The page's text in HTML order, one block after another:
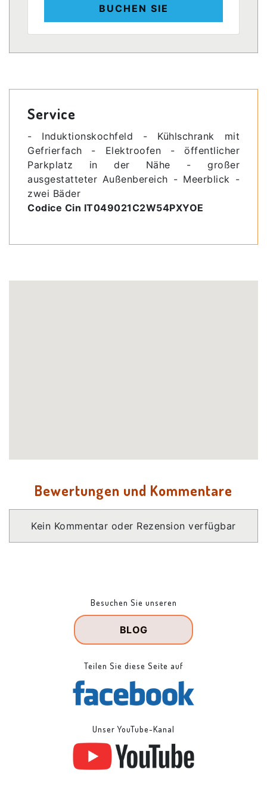
BUCHEN SIE
Service
- Induktionskochfeld - Kühlschrank mit
Gefrierfach - Elektroofen - öffentlicher
Parkplatz in der Nähe - großer
ausgestatteter Außenbereich - Meerblick -
zwei Bäder
Codice Cin IT049021C2W54PXYOE
Bewertungen und Kommentare
Kein Kommentar oder Rezension verfügbar
Besuchen Sie unseren
BLOG
Teilen Sie diese Seite auf
Unser YouTube-Kanal